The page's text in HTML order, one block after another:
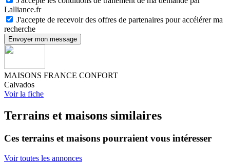
Lalliance.fr
J'accepte de recevoir des offres de partenaires pour accélérer ma
recherche
Envoyer mon message
MAISONS FRANCE CONFORT
Calvados
Voir la fiche
Terrains et maisons similaires
Ces terrains et maisons pourraient vous intéresser
Voir toutes les annonces